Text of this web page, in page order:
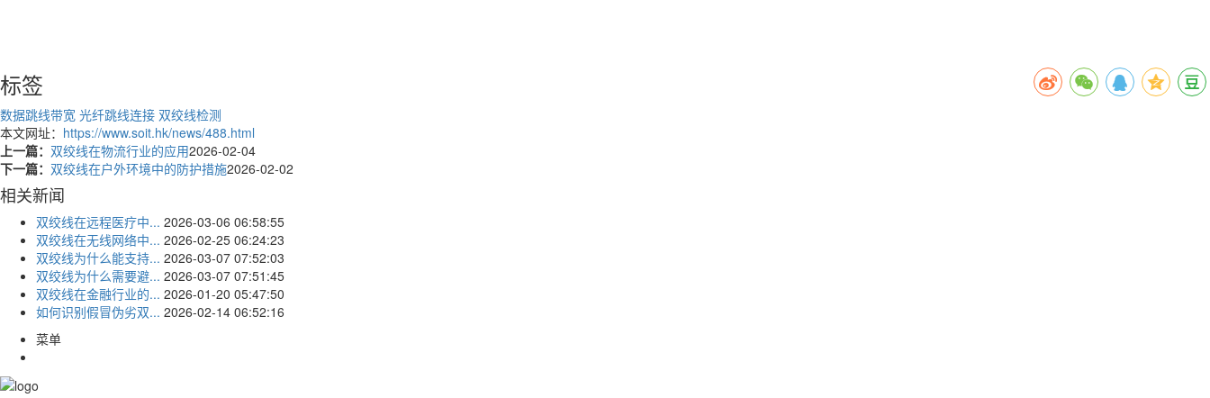
标签
数据跳线带宽 光纤跳线连接 双绞线检测
本文网址： https://www.soit.hk/news/488.html
上一篇： 双绞线在物流行业的应用2026-02-04
下一篇： 双绞线在户外环境中的防护措施2026-02-02
相关新闻
双绞线在远程医疗中... 2026-03-06 06:58:55
双绞线在无线网络中... 2026-02-25 06:24:23
双绞线为什么能支持... 2026-03-07 07:52:03
双绞线为什么需要避... 2026-03-07 07:51:45
双绞线在金融行业的... 2026-01-20 05:47:50
如何识别假冒伪劣双... 2026-02-14 06:52:16
菜单